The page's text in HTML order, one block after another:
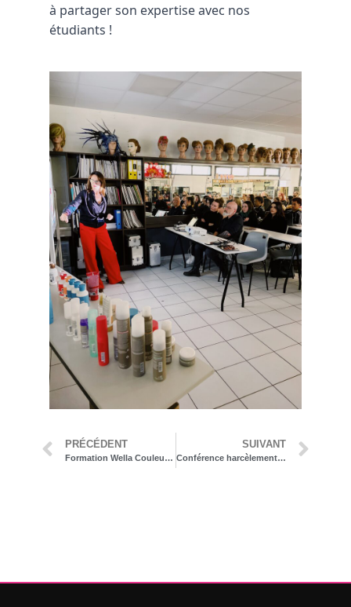
à partager son expertise avec nos
étudiants !
PRÉCÉDENT
Formation Wella Couleur & Mèches
SUIVANT
Conférence harcèlement scolaire